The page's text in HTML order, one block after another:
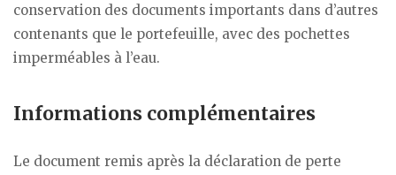
conservation des documents importants dans d’autres
contenants que le portefeuille, avec des pochettes
imperméables à l’eau.
Informations complémentaires
Le document remis après la déclaration de perte